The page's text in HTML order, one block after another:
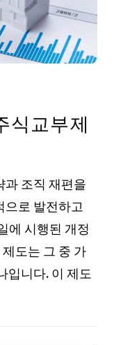
식교부제
과 조직 재편을
로 발전하고
에 시행된 개정
도는 그 중 가
입니다. 이 제도